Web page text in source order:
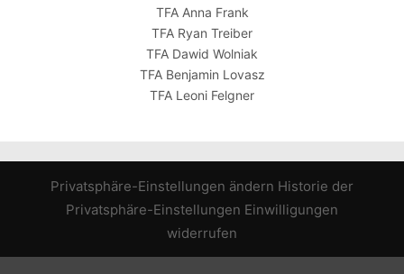
TFA Anna Frank
TFA Ryan Treiber
TFA Dawid Wolniak
TFA Benjamin Lovasz
TFA Leoni Felgner
Privatsphäre-Einstellungen ändern Historie der
Privatsphäre-Einstellungen Einwilligungen
widerrufen